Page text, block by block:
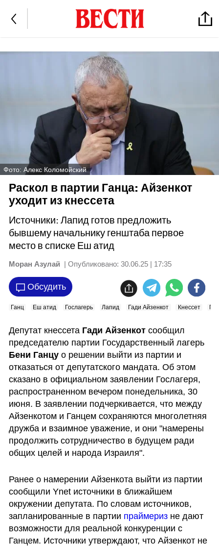
Фото: Алекс Коломойский
Раскол в партии Ганца: Айзенкот
уходит из кнессета
Источники: Лапид готов предложить
бывшему начальнику генштаба первое
место в списке Еш атид
Моран Азулай | Опубликовано: 30.06.25 | 17:35
Обсудить
Ганц Еш атид Гослагерь Лапид Гади Айзенкот Кнессет
Депутат кнессета Гади Айзенкот сообщил
председателю партии Государственный лагерь
Бени Ганцу о решении выйти из партии и
отказаться от депутатского мандата. Об этом
сказано в официальном заявлении Гослагеря,
распространенном вечером понедельника, 30
июня. В заявлении подчеркивается, что между
Айзенкотом и Ганцем сохраняются многолетняя
дружба и взаимное уважение, и они "намерены
продолжить сотрудничество в будущем ради
общих целей и народа Израиля".
Ранее о намерении Айзенкота выйти из партии
сообщили Ynet источники в ближайшем
окружении депутата. По словам источников,
запланированные в партии праймериз не дают
возможности для реальной конкуренции с
Ганцем. Источники утверждают, что Айзенкот не